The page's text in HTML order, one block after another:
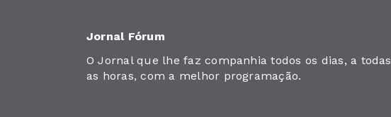
Jornal Fórum
O Jornal que lhe faz companhia todos os dias, a todas
as horas, com a melhor programação.